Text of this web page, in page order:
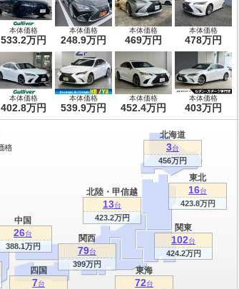
本体価格
533.2万円
本体価格
248.9万円
本体価格
469万円
本体価格
478万円
本体価格
402.8万円
本体価格
539.9万円
本体価格
452.4万円
本体価格
403万円
関東
102台
424.2万円
関西
79台
399万円
東海
72台
北海道
3台
456万円
東北
16台
423.8万円
北陸・甲信越
13台
423.2万円
中国
26台
388.1万円
四国
7台